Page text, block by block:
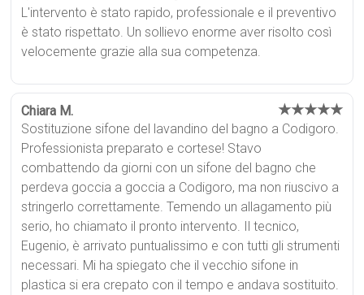
L'intervento è stato rapido, professionale e il preventivo
è stato rispettato. Un sollievo enorme aver risolto così
velocemente grazie alla sua competenza.
Chiara M. ★★★★★
Sostituzione sifone del lavandino del bagno a Codigoro.
Professionista preparato e cortese! Stavo
combattendo da giorni con un sifone del bagno che
perdeva goccia a goccia a Codigoro, ma non riuscivo a
stringerlo correttamente. Temendo un allagamento più
serio, ho chiamato il pronto intervento. Il tecnico,
Eugenio, è arrivato puntualissimo e con tutti gli strumenti
necessari. Mi ha spiegato che il vecchio sifone in
plastica si era crepato con il tempo e andava sostituito.